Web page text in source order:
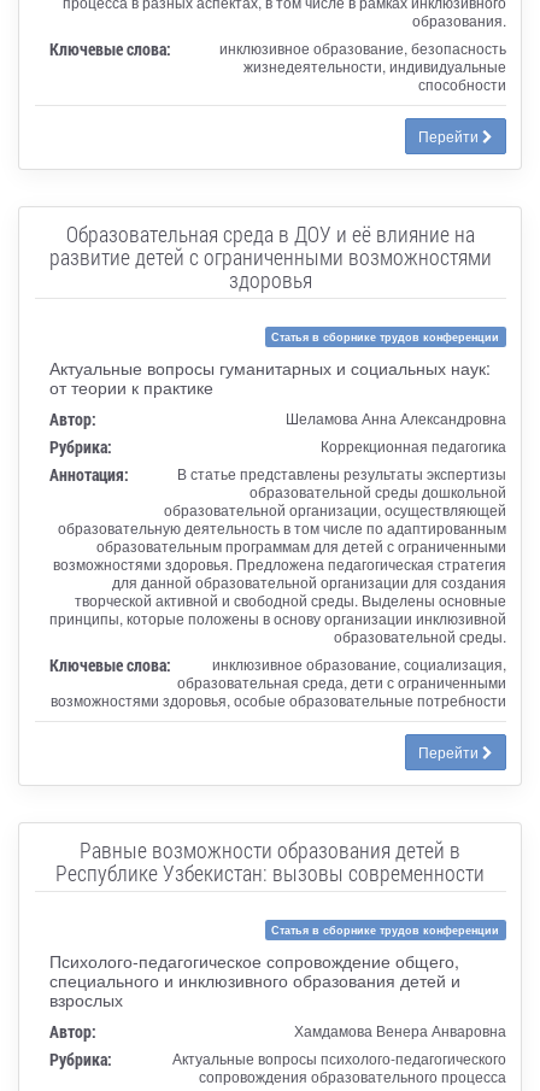
образования.
Ключевые слова:
инклюзивное образование, безопасность
жизнедеятельности, индивидуальные
способности
Перейти
Образовательная среда в ДОУ и её влияние на
развитие детей с ограниченными возможностями
здоровья
Статья в сборнике трудов конференции
Актуальные вопросы гуманитарных и социальных наук:
от теории к практике
Автор: Шеламова Анна Александровна
Рубрика: Коррекционная педагогика
Аннотация:
В статье представлены результаты экспертизы
образовательной среды дошкольной
образовательной организации, осуществляющей
образовательную деятельность в том числе по адаптированным
образовательным программам для детей с ограниченными
возможностями здоровья. Предложена педагогическая стратегия
для данной образовательной организации для создания
творческой активной и свободной среды. Выделены основные
принципы, которые положены в основу организации инклюзивной
образовательной среды.
Ключевые слова:
инклюзивное образование, социализация,
образовательная среда, дети с ограниченными
возможностями здоровья, особые образовательные потребности
Перейти
Равные возможности образования детей в
Республике Узбекистан: вызовы современности
Статья в сборнике трудов конференции
Психолого-педагогическое сопровождение общего,
специального и инклюзивного образования детей и
взрослых
Автор: Хамдамова Венера Анваровна
Рубрика:
Актуальные вопросы психолого-педагогического
сопровождения образовательного процесса